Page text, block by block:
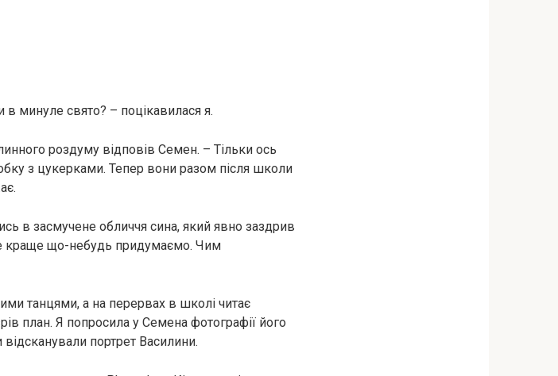
минуле свято? – поцікавилася я.
роздуму відповів Семен. – Тільки ось
з цукерками. Тепер вони разом після школи
в засмучене обличчя сина, який явно заздрив
краще що-небудь придумаємо. Чим
танцями, а на перервах в школі читає
план. Я попросила у Семена фотографії його
відсканували портрет Василини.